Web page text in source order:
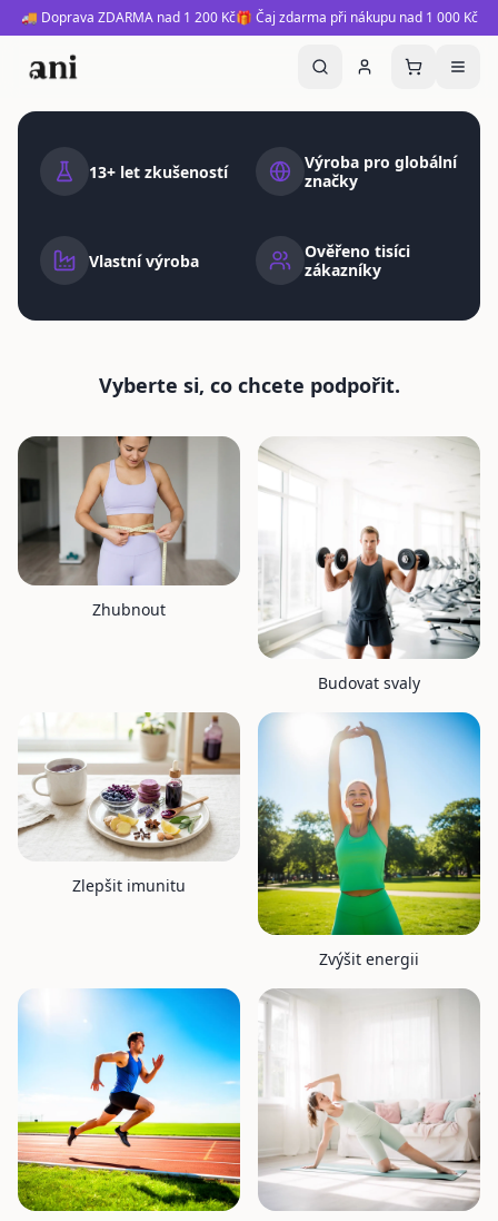
🚚 Doprava ZDARMA nad 1 200 Kč🎁 Čaj zdarma při nákupu nad 1 000 Kč
Ani | Prémiové doplňky stravy, adaptogeny, funkční houby
Nakopni mysl
soustředění a dobrou náladu
Objednat teď
13+ let zkušeností
Výroba pro globální
značky
Vlastní výroba
Ověřeno tisíci
zákazníky
Vyberte si, co chcete podpořit.
Zhubnout
Budovat svaly
Zlepšit imunitu
Zvýšit energii